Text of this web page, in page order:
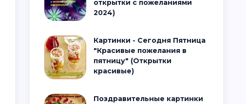
открытки с пожеланиями
2024)
Картинки - Сегодня Пятница
"Красивые пожелания в
пятницу" (Открытки
красивые)
Поздравительные картинки